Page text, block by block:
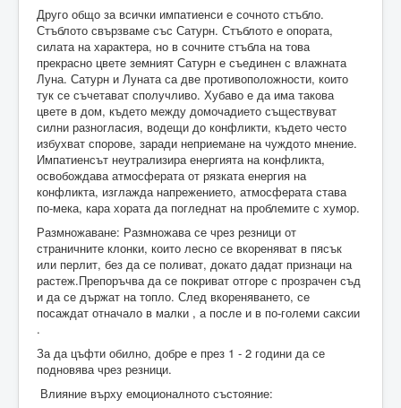
Друго общо за всички импатиенси е сочното стъбло.
Стъблото свързваме със Сатурн. Стъблото е опората,
силата на характера, но в сочните стъбла на това
прекрасно цвете земният Сатурн е съединен с влажната
Луна. Сатурн и Луната са две противоположности, които
тук се съчетават сполучливо. Хубаво е да има такова
цвете в дом, където между домочадието съществуват
силни разногласия, водещи до конфликти, където често
избухват спорове, заради неприемане на чуждото мнение.
Импатиенсът неутрализира енергията на конфликта,
освобождава атмосферата от рязката енергия на
конфликта, изглажда напрежението, атмосферата става
по-мека, кара хората да погледнат на проблемите с хумор.
Размножаване: Размножава се чрез резници от
страничните клонки, които лесно се вкореняват в пясък
или перлит, без да се поливат, докато дадат признаци на
растеж.Препоръчва да се покриват отгоре с прозрачен съд
и да се държат на топло. След вкореняването, се
посаждат отначало в малки , а после и в по-големи саксии
.
За да цъфти обилно, добре е през 1 - 2 години да се
подновява чрез резници.
Влияние върху емоционалното състояние: